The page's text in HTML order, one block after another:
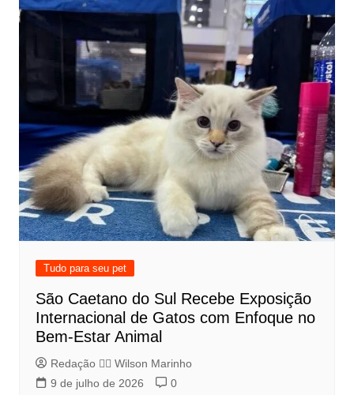
Tudo para seu pet
São Caetano do Sul Recebe Exposição
Internacional de Gatos com Enfoque no
Bem-Estar Animal
Redação 👨‍⚖️​ Wilson Marinho
9 de julho de 2026
0